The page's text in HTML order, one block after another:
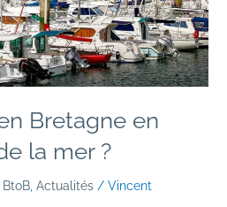
Bretagne en
la mer ?
BtoB ,Actualités /Vincent